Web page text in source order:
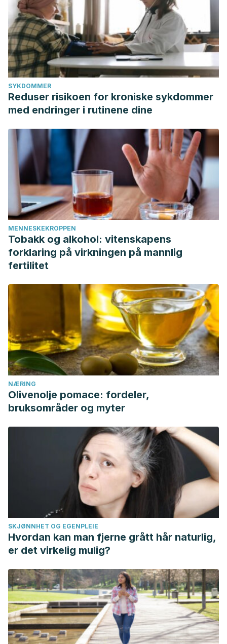
SYKDOMMER
Reduser risikoen for kroniske sykdommer
med endringer i rutinene dine
MENNESKEKROPPEN
Tobakk og alkohol: vitenskapens
forklaring på virkningen på mannlig
fertilitet
NÆRING
Olivenolje pomace: fordeler,
bruksområder og myter
SKJØNNHET OG EGENPLEIE
Hvordan kan man fjerne grått hår naturlig,
er det virkelig mulig?